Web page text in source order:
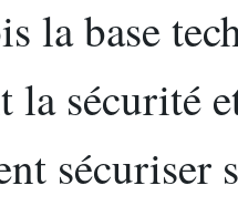
la base
la sécurité
sécuriser